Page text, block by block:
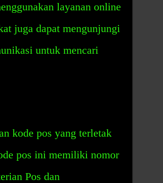
layanan online
juga dapat mengunjungi
untuk mencari
kode pos yang terletak
pos ini memiliki nomor
Pos dan